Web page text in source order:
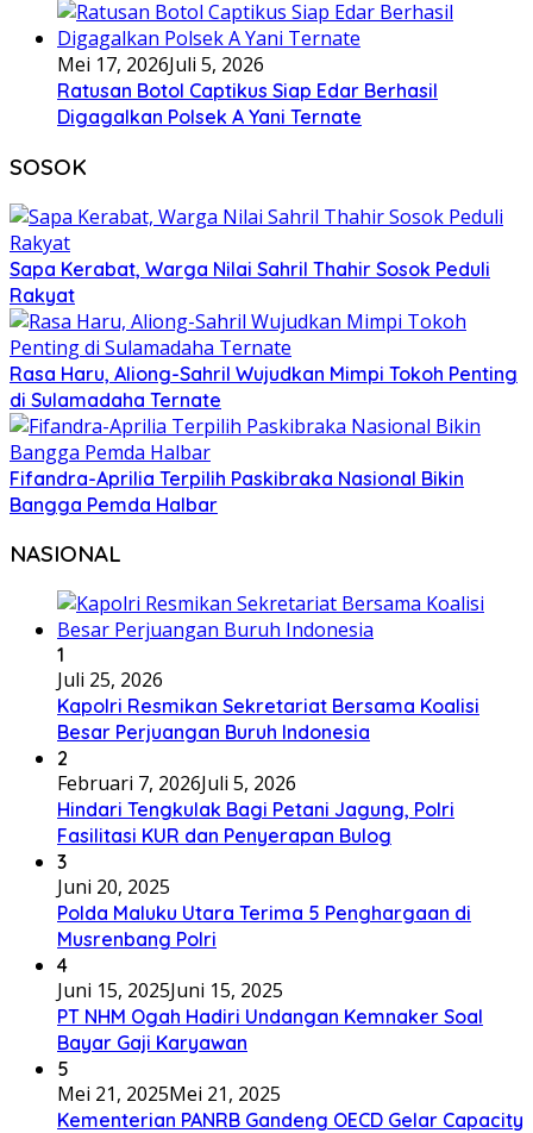
Mei 17, 2026Juli 5, 2026
Ratusan Botol Captikus Siap Edar Berhasil
Digagalkan Polsek A Yani Ternate
SOSOK
Sapa Kerabat, Warga Nilai Sahril Thahir Sosok Peduli
Rakyat
Rasa Haru, Aliong-Sahril Wujudkan Mimpi Tokoh Penting
di Sulamadaha Ternate
Fifandra-Aprilia Terpilih Paskibraka Nasional Bikin
Bangga Pemda Halbar
NASIONAL
1
Juli 25, 2026
Kapolri Resmikan Sekretariat Bersama Koalisi
Besar Perjuangan Buruh Indonesia
2
Februari 7, 2026Juli 5, 2026
Hindari Tengkulak Bagi Petani Jagung, Polri
Fasilitasi KUR dan Penyerapan Bulog
3
Juni 20, 2025
Polda Maluku Utara Terima 5 Penghargaan di
Musrenbang Polri
4
Juni 15, 2025Juni 15, 2025
PT NHM Ogah Hadiri Undangan Kemnaker Soal
Bayar Gaji Karyawan
5
Mei 21, 2025Mei 21, 2025
Kementerian PANRB Gandeng OECD Gelar Capacity